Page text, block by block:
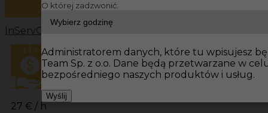
InServOferty pracy Prace budowlane Niemcy
27 € / h
O której zadzwonić:
Administratorem danych, które tu wpisujesz
Team Sp. z o.o. Dane będą przetwarzane w
bezpośredniego naszych produktów i usług.
Wyślij